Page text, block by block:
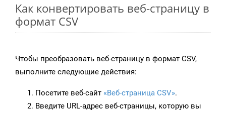
Как конвертировать веб-страницу в
формат CSV
Чтобы преобразовать веб-страницу в формат CSV,
выполните следующие действия:
Посетите веб-сайт «Веб-страница CSV».
Введите URL-адрес веб-страницы, которую вы